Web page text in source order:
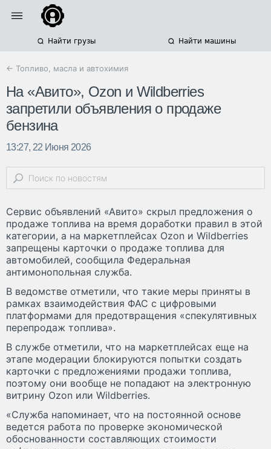
Найти грузы Найти машины
← Топливо, масла и автохимия
На «Авито», Ozon и Wildberries
запретили объявления о продаже
бензина
13:27, 22 Июня 2026
Сервис объявлений «Авито» скрыл предложения о
продаже топлива на время доработки правил в этой
категории, а на маркетплейсах Ozon и Wildberries
запрещены карточки о продаже топлива для
автомобилей, сообщила Федеральная
антимонопольная служба.
В ведомстве отметили, что такие меры приняты в
рамках взаимодействия ФАС с цифровыми
платформами для предотвращения «спекулятивных
перепродаж топлива».
В службе отметили, что на маркетплейсах еще на
этапе модерации блокируются попытки создать
карточки с предложениями продажи топлива,
поэтому они вообще не попадают на электронную
витрину Ozon или Wildberries.
«Служба напоминает, что на постоянной основе
ведется работа по проверке экономической
обоснованности составляющих стоимости